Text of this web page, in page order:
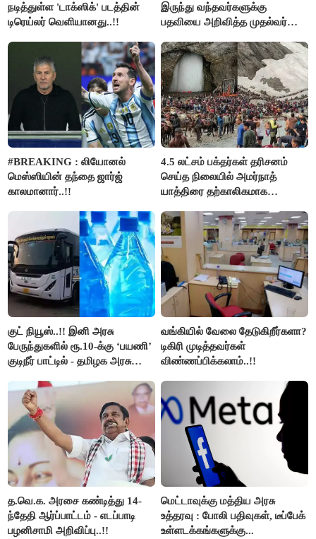
நடித்துள்ள 'டாக்‌ஸிக்' படத்தின்
டிரெய்லர் வெளியானது..!!
இருந்து வந்தவர்களுக்கு
பதவியை அறிவித்த முதல்வர்
#BREAKING : லியோனல்
மெஸ்ஸியின் தந்தை ஜார்ஜ்
காலமானார்..!!
4.5 லட்சம் பக்தர்கள் தரிசனம்
செய்த நிலையில் அமர்நாத்
யாத்திரை தற்காலிகமாக
குட் நியூஸ்..!! இனி அரசு
பேருந்துகளில் ரூ.10-க்கு ‘பயணி’
குடிநீர் பாட்டில் - தமிழக அரசு
வங்கியில் வேலை தேடுகிறீர்களா?
டிகிரி முடித்தவர்கள்
விண்ணப்பிக்கலாம்..!!
த.வெ.க. அரசை கண்டித்து 14-
ந்தேதி ஆர்ப்பாட்டம் - எடப்பாடி
பழனிசாமி அறிவிப்பு..!!
மெட்டாவுக்கு மத்திய அரசு
உத்தரவு : போலி பதிவுகள், டீப்பேக்
உள்ளடக்கங்களுக்கு...